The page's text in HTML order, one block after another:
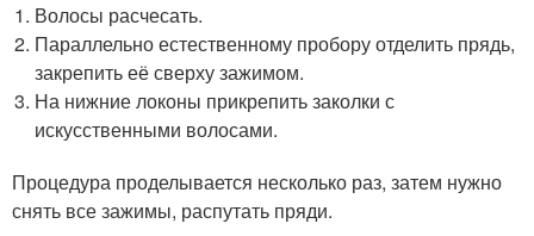
Волосы расчесать.
Параллельно естественному пробору отделить прядь,
закрепить её сверху зажимом.
На нижние локоны прикрепить заколки с
искусственными волосами.
Процедура проделывается несколько раз, затем нужно
снять все зажимы, распутать пряди.